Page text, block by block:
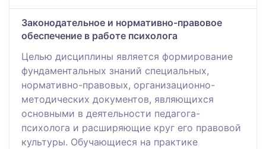
Законодательное и нормативно-правовое
обеспечение в работе психолога
Целью дисциплины является формирование
фундаментальных знаний специальных,
нормативно-правовых, организационно-
методических документов, являющихся
основными в деятельности педагога-
психолога и расширяющие круг его правовой
культуры. Обучающиеся на практике